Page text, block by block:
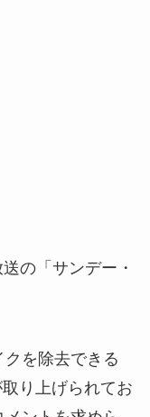
の「サンデー・
を除去できる
り上げられてお